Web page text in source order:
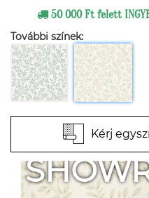
50 000 Ft felett
További színek:
Kérj